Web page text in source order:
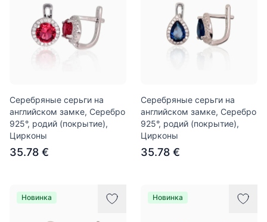
Серебряные серьги на
английском замке, Серебро
925°, родий (покрытие),
Цирконы
35.78 €
Серебряные серьги на
английском замке, Серебро
925°, родий (покрытие),
Цирконы
35.78 €
Новинка Новинка